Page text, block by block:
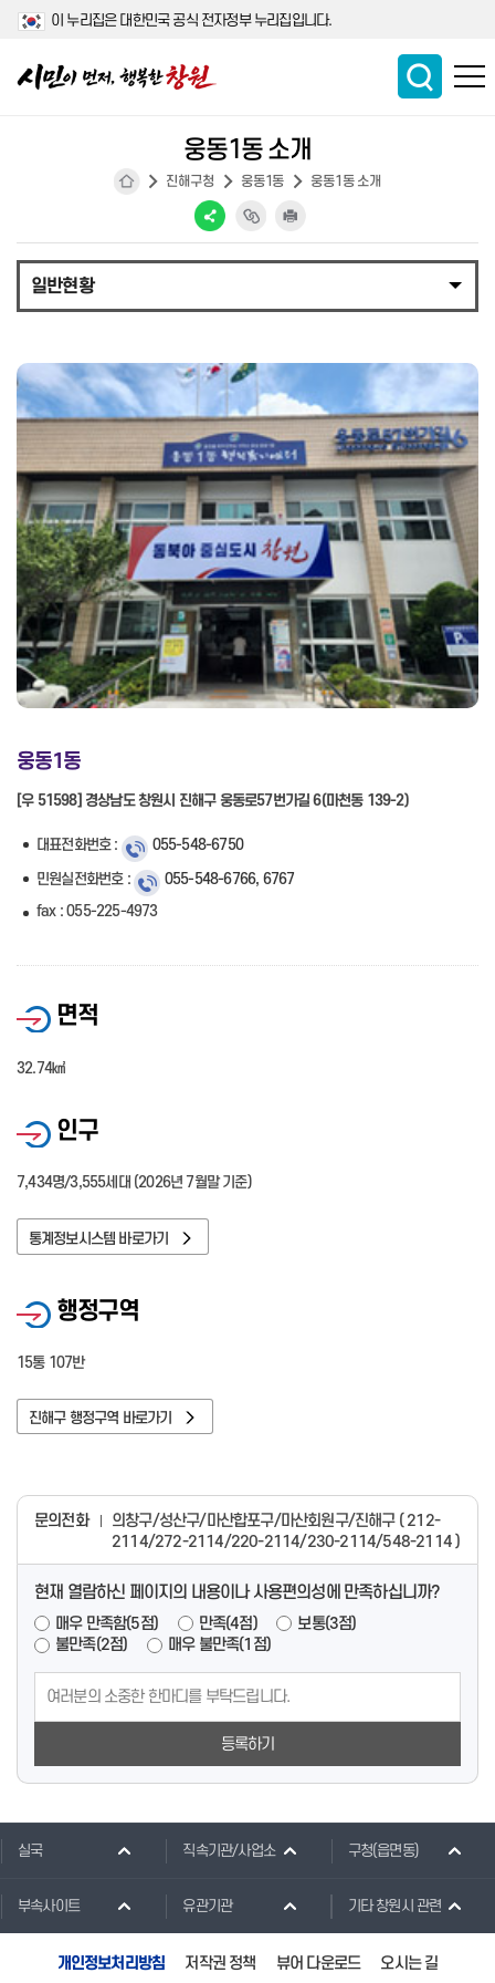
이 누리집은 대한민국 공식 전자정부 누리집입니다.
진해구청 웅동1동 웅동1동 소개
웅동1동 소개
일반현황
웅동1동
[우 51598] 경상남도 창원시 진해구 웅동로57번가길 6(마천동 139-2)
대표전화번호 : 055-548-6750
민원실전화번호 :
055-548-6766, 6767
fax : 055-225-4973
면적
32.74㎢
인구
7,434명/3,555세대 (2026년 7월말 기준)
통계정보시스템 바로가기
행정구역
15통 107반
진해구 행정구역 바로가기
문의전화
의창구/성산구/마산합포구/마산회원구/진해구 ( 212-
2114/272-2114/220-2114/230-2114/548-2114 )
현재 열람하신 페이지의 내용이나 사용편의성에 만족하십니까?
매우 만족함(5점) 만족(4점)
보통(3점)
불만족(2점)
매우 불만족(1점)
등록하기
실국 직속기관/사업소 구청(읍면동)
부속사이트 유관기관 기타 창원시 관련
개인정보처리방침 저작권 정책 뷰어 다운로드 오시는 길